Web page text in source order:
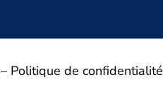
– Politique de confidentialité